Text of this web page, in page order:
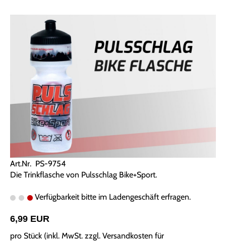
Art.Nr. PS-9754
Die Trinkflasche von Pulsschlag Bike+Sport.
Verfügbarkeit bitte im Ladengeschäft erfragen.
6,99 EUR
pro Stück (inkl. MwSt. zzgl. Versandkosten für